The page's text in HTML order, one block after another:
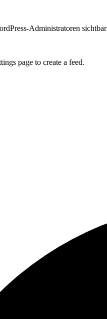
Administratoren sichtbar
page to create a feed.